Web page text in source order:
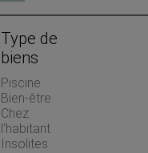
Type de
biens
Piscine
Bien-être
Chez
l'habitant
Insolites